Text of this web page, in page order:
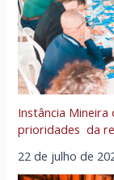
Instância Mineira
prioridades da
22 de julho de